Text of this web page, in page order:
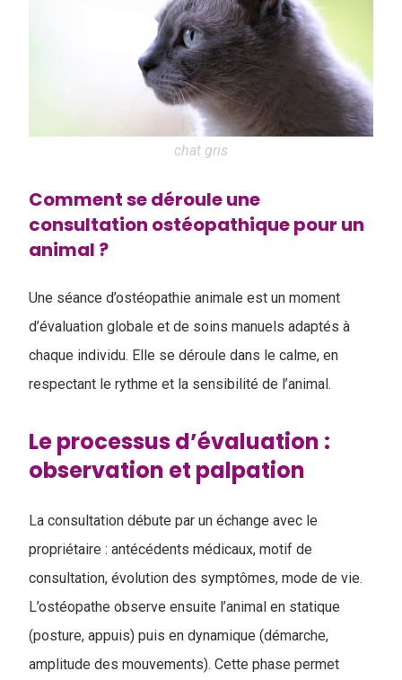
chat gris
Comment se déroule une
consultation ostéopathique pour un
animal ?
Une séance d’ostéopathie animale est un moment
d’évaluation globale et de soins manuels adaptés à
chaque individu. Elle se déroule dans le calme, en
respectant le rythme et la sensibilité de l’animal.
Le processus d’évaluation :
observation et palpation
La consultation débute par un échange avec le
propriétaire : antécédents médicaux, motif de
consultation, évolution des symptômes, mode de vie.
L’ostéopathe observe ensuite l’animal en statique
(posture, appuis) puis en dynamique (démarche,
amplitude des mouvements). Cette phase permet